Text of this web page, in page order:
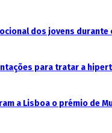
dos jovens durante
para tratar a
a Lisboa o prémio de